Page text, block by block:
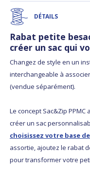
DÉTAILS
Rabat petite
créer un sac qui
Changez de style en un
interchangeable à
(vendue séparément).
Le concept Sac&Zip
créer un sac
choisissez votre base
assortie, ajoutez le rabat
pour transformer votre